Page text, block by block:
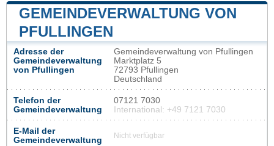
GEMEINDEVERWALTUNG VON
PFULLINGEN
Adresse der
Gemeindeverwaltung
von Pfullingen
Gemeindeverwaltung von Pfullingen
Marktplatz 5
72793 Pfullingen
Deutschland
Telefon der
Gemeindeverwaltung
07121 7030
International: +49 7121 7030
E-Mail der
Gemeindeverwaltung
Nicht verfügbar